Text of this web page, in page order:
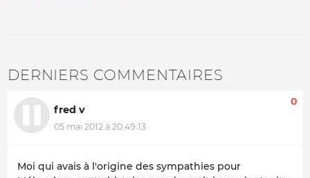
DERNIERS COMMENTAIRES
fred v
05 mai 2012 à 20:49:13
0
Moi qui avais à l'origine des sympathies pour